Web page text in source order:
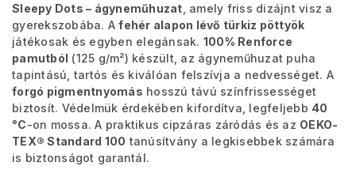
Sleepy Dots – ágyneműhuzat , amely friss dizájnt visz a
gyerekszobába. Afehér alapon lévő türkiz pöttyök
játékosak és egyben elegánsak. 100% Renforce
pamutból (125 g/m²) készült, az ágyneműhuzat puha
tapintású, tartós és kiválóan felszívja a nedvességet. A
forgó pigmentnyomás hosszú távú színfrissességet
biztosít. Védelmük érdekében kifordítva, legfeljebb 40
°C-on mossa. A praktikus cipzáras záródás és az OEKO-
TEX® Standard 100 tanúsítvány a legkisebbek számára
is biztonságot garantál.